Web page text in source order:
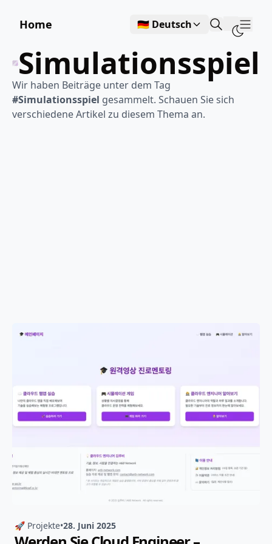
Home
🇩🇪 Deutsch
Simulationsspiel
Wir haben Beiträge unter dem Tag
#Simulationsspiel gesammelt. Schauen Sie sich
verschiedene Artikel zu diesem Thema an.
🚀 Projekte•28. Juni 2025